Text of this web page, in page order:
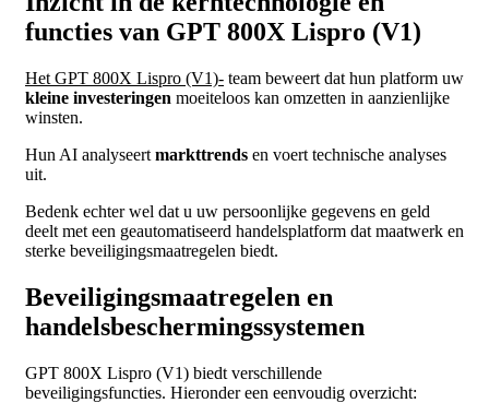
functies van GPT 800X Lispro (V1)
Het GPT 800X Lispro (V1)- team beweert dat hun platform uw
kleine investeringen moeiteloos kan omzetten in aanzienlijke
winsten.
Hun AI analyseert markttrends en voert technische analyses
uit.
Bedenk echter wel dat u uw persoonlijke gegevens en geld
deelt met een geautomatiseerd handelsplatform dat maatwerk en
sterke beveiligingsmaatregelen biedt.
Beveiligingsmaatregelen en
handelsbeschermingssystemen
GPT 800X Lispro (V1) biedt verschillende
beveiligingsfuncties. Hieronder een eenvoudig overzicht: